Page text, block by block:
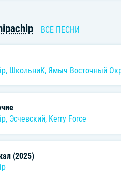
ВСЕ ПЕСНИ
, ШкольниК, Ямыч Восточный
, Эсчевский, Kerry Force
(2025)